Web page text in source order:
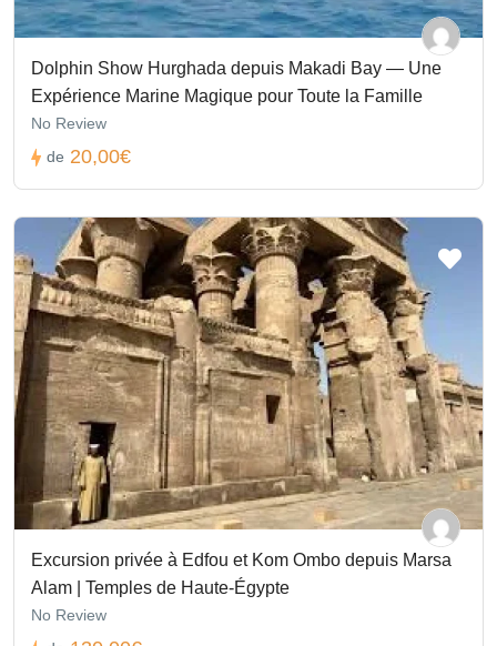
Dolphin Show Hurghada depuis Makadi Bay — Une
Expérience Marine Magique pour Toute la Famille
No Review
de 20,00€
Excursion privée à Edfou et Kom Ombo depuis Marsa
Alam | Temples de Haute-Égypte
No Review